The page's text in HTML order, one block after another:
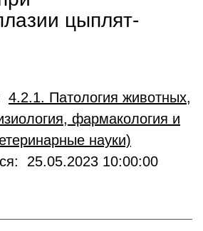
цыплят-
4.2.1. Патология животных,
фармакология и
науки)
25.05.2023 10:00:00